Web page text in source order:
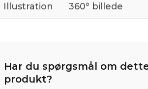
Illustration 360° billede
Har du spørgsmål om
produkt?